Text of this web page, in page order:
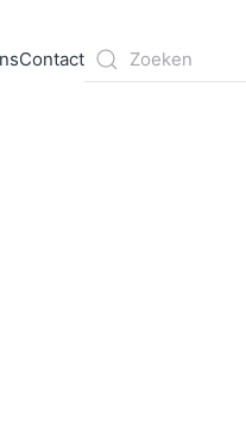
Contact